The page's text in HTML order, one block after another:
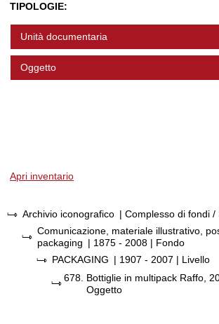
TIPOLOGIE:
Unità documentaria
Oggetto
Apri inventario
Archivio iconografico | Complesso di fondi /
Comunicazione, materiale illustrativo,
packaging | 1875 - 2008 | Fondo
PACKAGING | 1907 - 2007 | Livello
678. Bottiglie in multipack Raffo,
Oggetto